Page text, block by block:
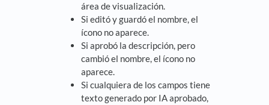
área de visualización.
Si editó y guardó el nombre, el
ícono no aparece.
Si aprobó la descripción, pero
cambió el nombre, el ícono no
aparece.
Si cualquiera de los campos tiene
texto generado por IA aprobado,